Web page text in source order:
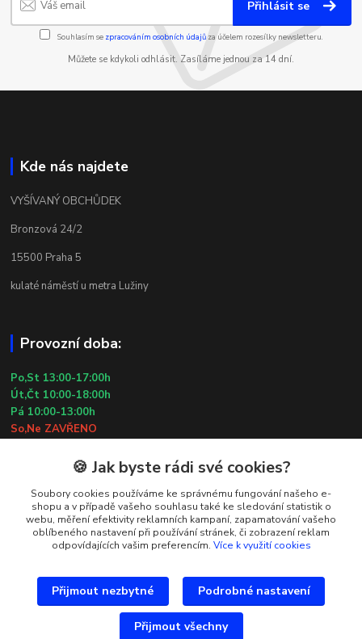
Přihlásit se
Souhlasím se zpracováním osobních údajůza účelem rozesílky newsletteru.
Můžete se kdykoli odhlásit. Zasíláme jednou za 14 dní.
Kde nás najdete
VYŠÍVANÝ OBCHŮDEK
Bronzová 24/2
15500 Praha 5
kulaté náměstí u metra Lužiny
Provozní doba:
Po,St 13:00-17:00h
Út,Čt 10:00-18:00h
Pá 10:00-13:00h
So,Ne ZAVŘENO
Kontakty
Simona Kozová
+420 602 181 001
info@vysivanyobchudek.cz
🍪 Jak byste rádi své cookies?
Soubory cookies používáme ke správnému fungování našeho e-
shopu a v případě vašeho souhlasu také ke sledování statistik o
webu, měření efektivity reklamních kampaní, zapamatování vašeho
oblíbeného nastavení při používání stránek, či zobrazení reklam
odpovídajících vašim preferencím. Více k využití cookies
Přijmout nezbytné Podrobné nastavení
Přijmout všechny